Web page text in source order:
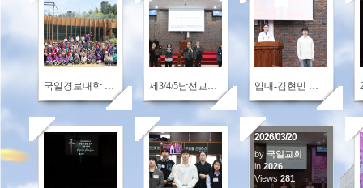
272 257 243
293
2026/03/20
by 국일교회
in 2026
Views281